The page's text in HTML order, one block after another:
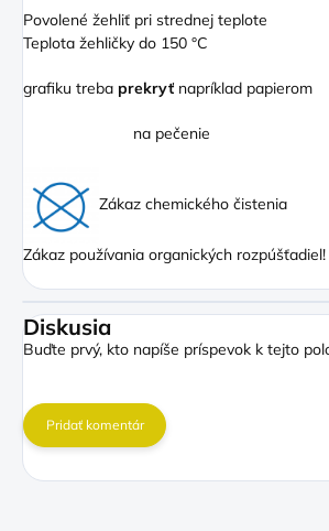
Povolené žehliť pri strednej teplote
Teplota žehličky do 150 °C
grafiku treba prekryť napríklad papierom
na pečenie
Zákaz chemického čistenia
Zákaz používania organických rozpúšťadiel!
Diskusia
Buďte prvý, kto napíše príspevok k tejto
Pridať komentár